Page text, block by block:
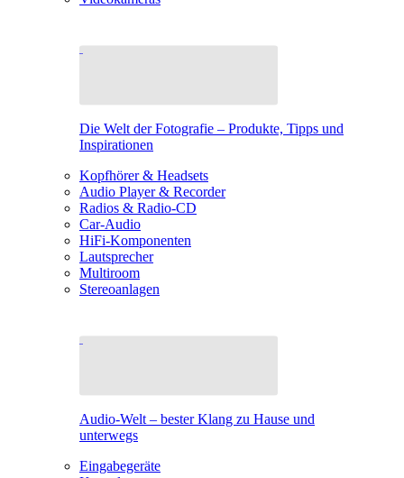
Die Welt der Fotografie – Produkte, Tipps und
Inspirationen
Kopfhörer & Headsets
Audio Player & Recorder
Radios & Radio-CD
Car-Audio
HiFi-Komponenten
Lautsprecher
Multiroom
Stereoanlagen
Audio-Welt – bester Klang zu Hause und
unterwegs
Eingabegeräte